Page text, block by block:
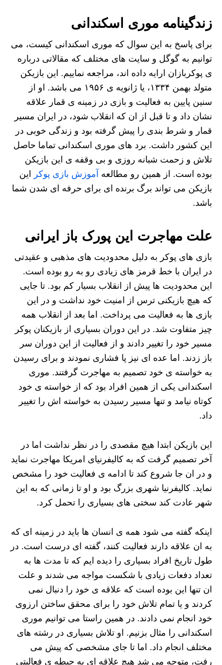
زندگینامه موری اسکندانی
برای پاسخ به این سوال که موری اسکندانی کیست، می
توانیم به گوگل و سایت های مختلف که مقالاتی درباره
ی پوکربازان ارایه داده اند، مراجعه نماییم. این بازیکن
متولد بهمن ۱۳۳۴، یا ژانویه ی ۱۹۵۶ می باشد. او از
سنین پایین به فعالیت و بازی در زمینه ی قمار علاقه
نشان داد و تا قبل از ان که انقلاب شود، در ایران مسیر
قمار و شرط بندی را پیش گرفته بود و زندگی خوبی در
این کشور داشت. برد های موری اسکندانی تماما حاصل
تلاش و زحمت شبانه روزی و بی وقفه ی این بازیکن
بوده است. از همین رو مطالعه آموزش بازی پوکر این
بازیکن می تواند برگ برنده ای برای حرفه ای شدن شما
باشد.
علت مهاجرت این پورک باز ایرانی
بازی های پوکر به دلیل محدودیت های مذهبی و عقیدتی
در ایران با خط قرمز های زیادی رو به رو بوده است.
این محدودیت ها پیش از انقلاب بسیار کم بود. تا جایی
که هیچ بازیکنی ترس از امنیت خود نداشت و در این
بازی ها به فعالیت می پرداخت. اما بعد از انقلاب همه
چیز متفاوت شد. در این دوران بسیاری از بازیکنان پوکر
مسیر خود را تغییر دادند و از فعالیت از این دوران سر
باز زدند. اما عده ای نیز پا فشاری نمودند و برای رسیدن
به خواسته ی خود تصمیم به مهاجرت گرفتند. موری
اسکندانی یکی از همین افراد بود که از خواسته ی خود
کوتاه نیامد و تنها مسیر رسیدن به خواسته اش را تغییر
داد.
این بازیکن ابتدا هیچ مقصدی را در نظر نداشت اما در
آخر تصمیم گرفت که به کالیفرنیای امریکا مهاجرت نماید
و در ان جا شروع کند تا ادامه ی فعالیت خود را مشخص
نماید. کالیفرنیا شهری بزرگ بود و او تا زمانی که به این
شهر عادت کند سختی های بسیاری را تحمل کرد.
اینکه گفته می شود همه ی انسان ها باید در زمینه ای که
به ان علاقه دارند فعالیت کنند، گفته ای درست است. در
طول تاریخ افراد بسیاری را دیده ایم که تا مدت ها به
تعداد دفعات زیادی با شکست مواجه می شدند و علت
ان تنها این بوده است که علاقه ی خود را دنبال نمی
کردند و یا تمام تلاش خود را برای محقق ساختن ارزوی
خود انجام نمی دادند. در همین راستا می توانیم موری
اسکندانی را مثال بزنیم. او تلاش بسیاری در رشته های
مختلف انجام داد. اما تا جای مشخصی که پیش می
رفت، متوجه می شد هیچ علاقه ای به حیطه ی فعالیتی